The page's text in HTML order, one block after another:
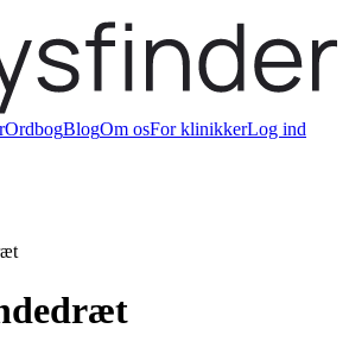
OrdbogBlogOm osFor klinikkerLog ind